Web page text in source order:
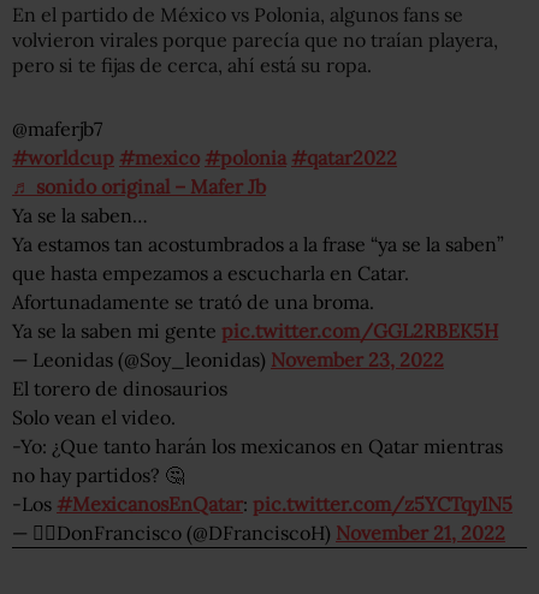
En el partido de México vs Polonia, algunos fans se
volvieron virales porque parecía que no traían playera,
pero si te fijas de cerca, ahí está su ropa.
@maferjb7
#worldcup #mexico #polonia #qatar2022
♬ sonido original – Mafer Jb
Ya se la saben…
Ya estamos tan acostumbrados a la frase “ya se la saben”
que hasta empezamos a escucharla en Catar.
Afortunadamente se trató de una broma.
Ya se la saben mi gente pic.twitter.com/GGL2RBEK5H
— Leonidas (@Soy_leonidas) November 23, 2022
El torero de dinosaurios
Solo vean el video.
-Yo: ¿Que tanto harán los mexicanos en Qatar mientras
no hay partidos? 🤔
-Los #MexicanosEnQatar: pic.twitter.com/z5YCTqyIN5
— ❤️‍🔥DonFrancisco (@DFranciscoH) November 21, 2022